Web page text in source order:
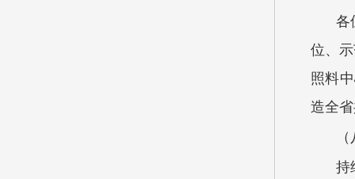
各
位、
照料
造全
持